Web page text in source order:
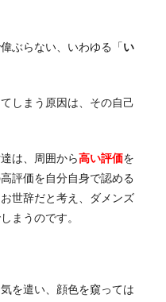
ぶらない、いわゆる「い
しまう原因は、その自己
は、周囲から高い評価を
評価を自分自身で認める
世辞だと考え、ダメンズ
まうのです。
を遣い、顔色を窺っては